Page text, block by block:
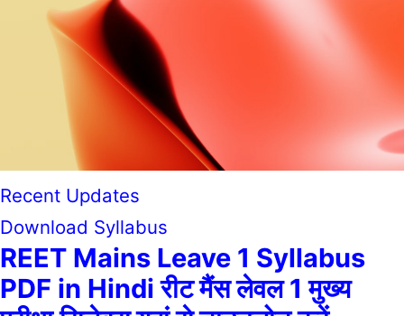
Recent Updates
Download Syllabus
REET Mains Leave 1 Syllabus
PDF in Hindi रीट मैंस लेवल 1 मुख्य